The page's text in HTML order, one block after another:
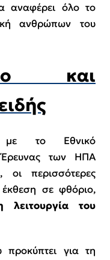
αναφέρει όλο το
ανθρώπων του
και
με το Εθνικό
Έρευνας των ΗΠΑ
οι περισσότερες
σε φθόριο,
λειτουργία του
για τη